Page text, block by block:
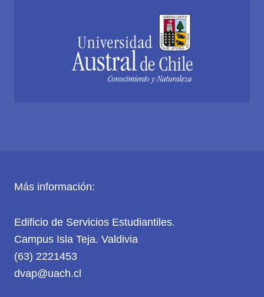
Acompañamiento
Más información:
Edificio de Servicios Estudiantiles.
Campus Isla Teja. Valdivia
(63) 2221453
dvap@uach.cl